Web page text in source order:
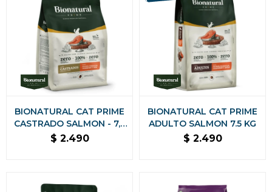
BIONATURAL CAT PRIME
CASTRADO SALMON - 7,5
KG
$ 2.490
BIONATURAL CAT PRIME
ADULTO SALMON 7.5 KG
$ 2.490